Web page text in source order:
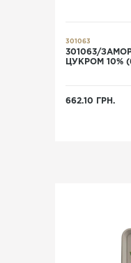
301063
301063/
ЦУКРОМ 10%
662.10 ГРН.